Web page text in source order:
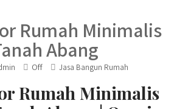
Rumah Minimalis
Abang
Off Jasa Bangun Rumah
Rumah Minimalis